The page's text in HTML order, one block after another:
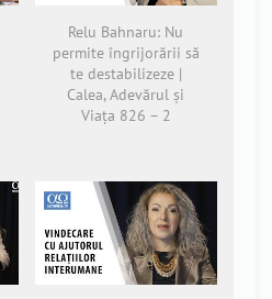
Relu Bahnaru: Nu
permite îngrijorării să
te destabilizeze |
Calea, Adevărul și
Viața 826 – 2